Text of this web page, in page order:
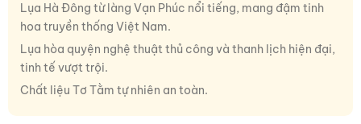
Lụa Hà Đông từ làng Vạn Phúc nổi tiếng, mang đậm tinh
hoa truyền thống Việt Nam.
Lụa hòa quyện nghệ thuật thủ công và thanh lịch hiện đại,
tinh tế vượt trội.
Chất liệu Tơ Tằm tự nhiên an toàn.